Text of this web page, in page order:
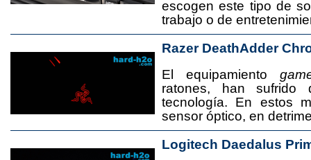
escogen este tipo de
trabajo o de
Razer DeathAdder
El equipamiento
ratones, han sufrido
tecnología. En estos
sensor óptico, en
Logitech Daedalus